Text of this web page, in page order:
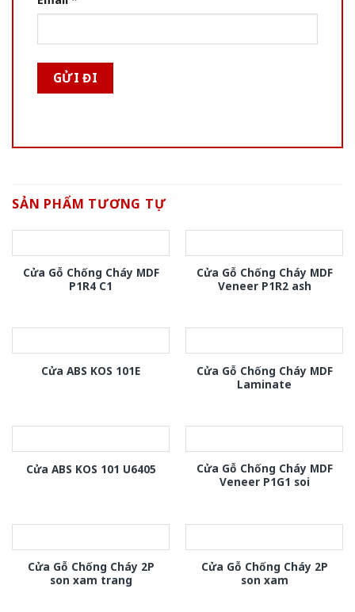
SẢN PHẨM TƯƠNG TỰ
Cửa Gỗ Chống Cháy MDF
P1R4 C1
Cửa Gỗ Chống Cháy MDF
Veneer P1R2 ash
Cửa ABS KOS 101E
Cửa Gỗ Chống Cháy MDF
Laminate
Cửa ABS KOS 101 U6405
Cửa Gỗ Chống Cháy MDF
Veneer P1G1 soi
Cửa Gỗ Chống Cháy 2P
son xam trang
Cửa Gỗ Chống Cháy 2P
son xam